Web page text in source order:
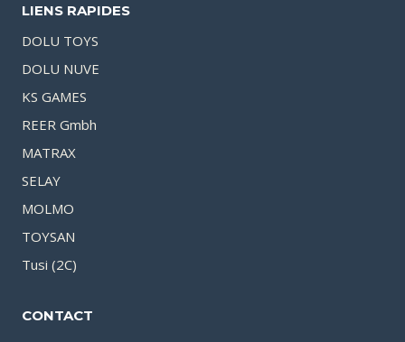
LIENS RAPIDES
DOLU TOYS
DOLU NUVE
KS GAMES
REER Gmbh
MATRAX
SELAY
MOLMO
TOYSAN
Tusi (2C)
CONTACT